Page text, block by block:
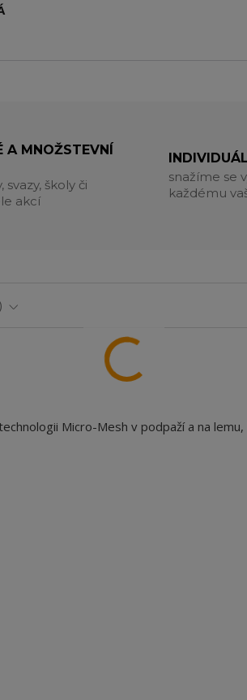
A MNOŽSTEVNÍ
svazy, školy či
akcí
snažíme se
každému
Micro-Mesh v podpaží a na